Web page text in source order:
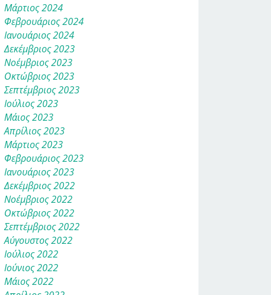
Μάρτιος 2024
Φεβρουάριος 2024
Ιανουάριος 2024
Δεκέμβριος 2023
Νοέμβριος 2023
Οκτώβριος 2023
Σεπτέμβριος 2023
Ιούλιος 2023
Μάιος 2023
Απρίλιος 2023
Μάρτιος 2023
Φεβρουάριος 2023
Ιανουάριος 2023
Δεκέμβριος 2022
Νοέμβριος 2022
Οκτώβριος 2022
Σεπτέμβριος 2022
Αύγουστος 2022
Ιούλιος 2022
Ιούνιος 2022
Μάιος 2022